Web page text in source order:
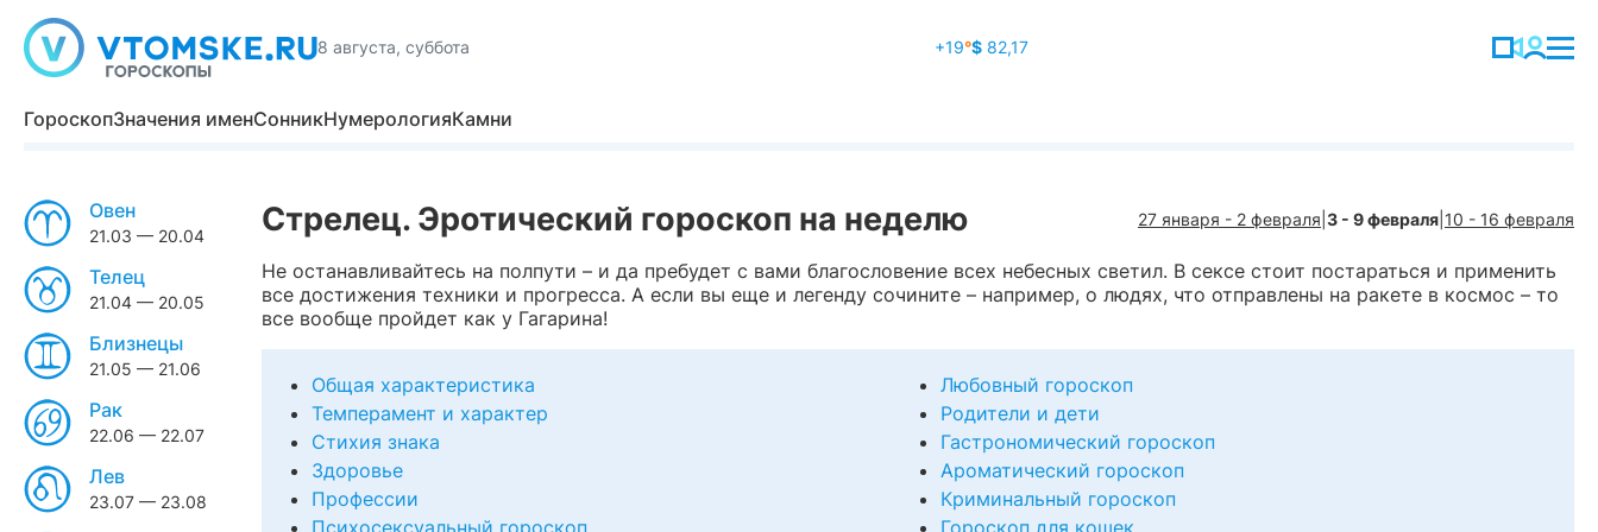
8 августа, суббота +19°$82,17
ГороскопЗначения именСонникНумерологияКамни
Овен
21.03 — 20.04
Телец
21.04 — 20.05
Близнецы
21.05 — 21.06
Рак
22.06 — 22.07
Лев
23.07 — 23.08
Стрелец. Эротический гороскоп на неделю 27 января - 2 февраля 3 - 9 февраля 10 - 16 февраля
Не останавливайтесь на полпути – и да пребудет с вами благословение всех небесных светил. В сексе стоит постараться и применить
все достижения техники и прогресса. А если вы еще и легенду сочините – например, о людях, что отправлены на ракете в космос – то
все вообще пройдет как у Гагарина!
Общая характеристика
Темперамент и характер
Стихия знака
Здоровье
Профессии
Психосексуальный гороскоп
Любовный гороскоп
Родители и дети
Гастрономический гороскоп
Ароматический гороскоп
Криминальный гороскоп
Гороскоп для кошек